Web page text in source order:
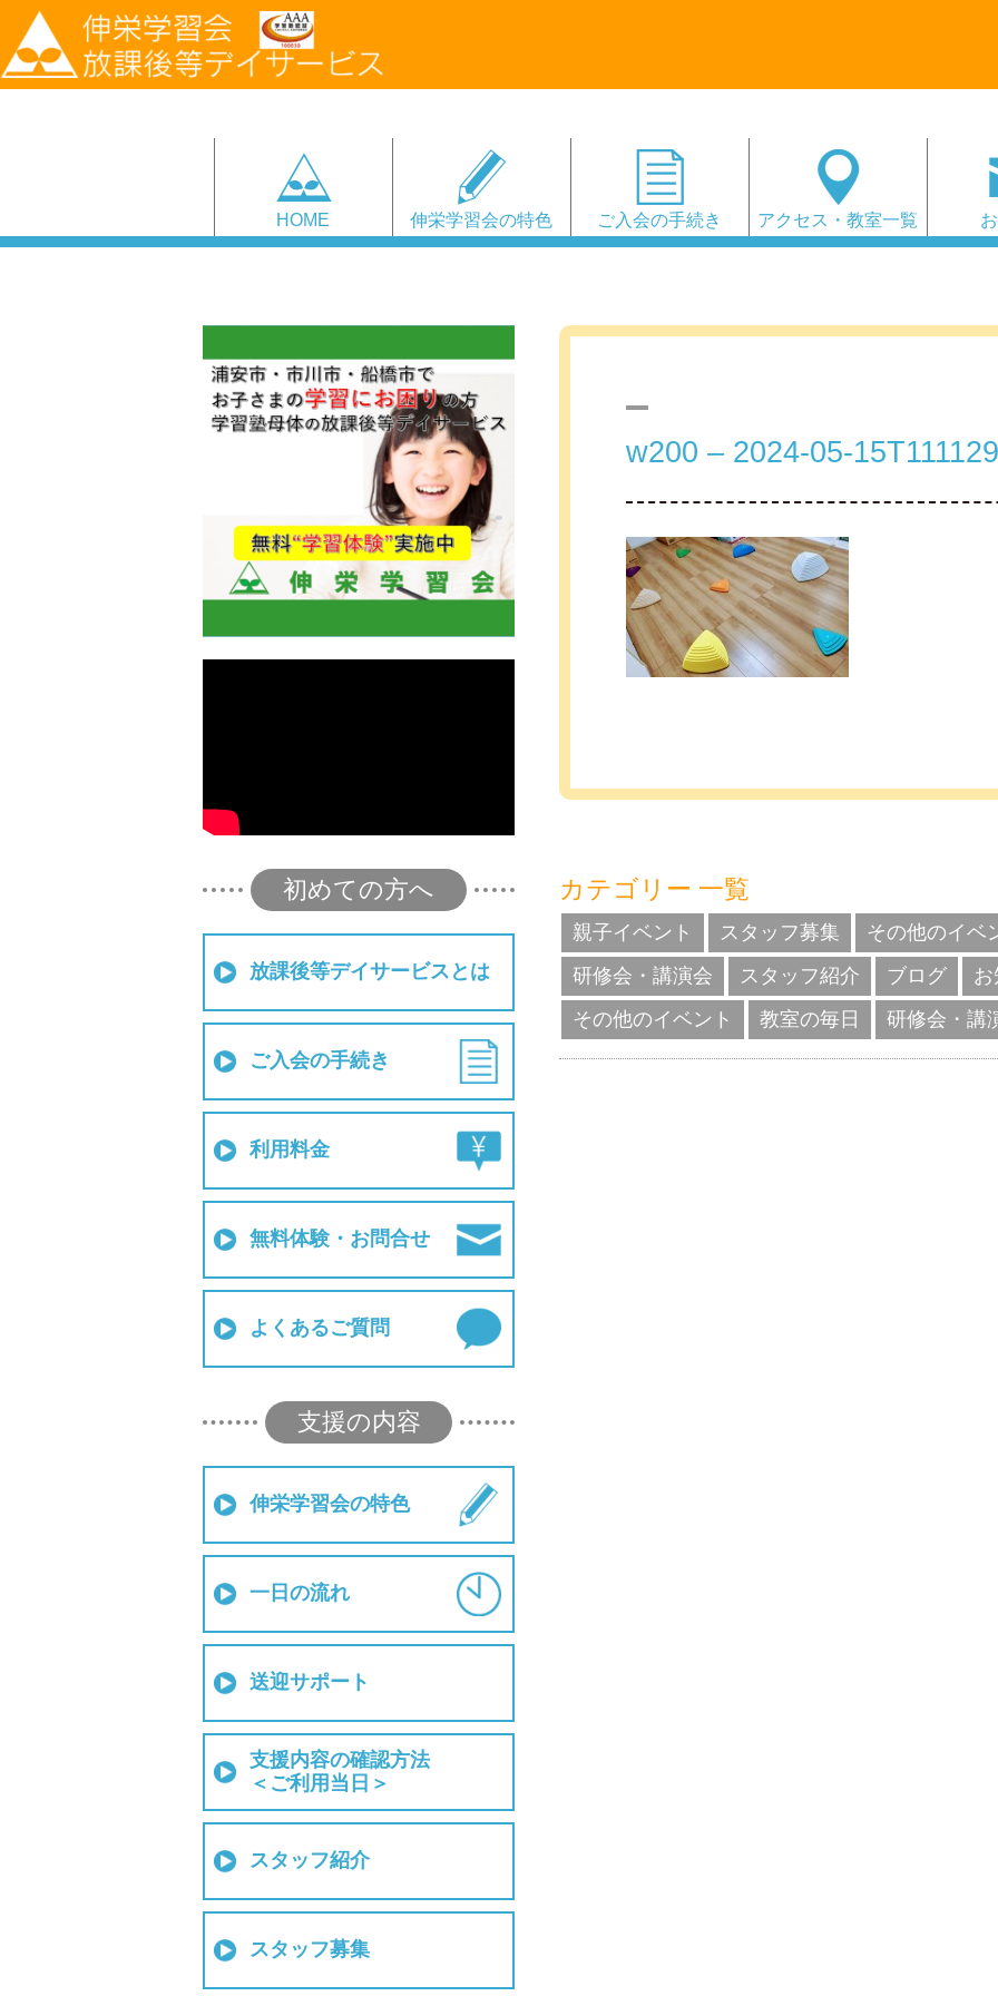
HOME 伸栄学習会の特色 ご入会の手続き アクセス・教室一覧
初めての方へ
放課後等デイサービスとは
ご入会の手続き
利用料金
無料体験・お問合せ
よくあるご質問
支援の内容
伸栄学習会の特色
一日の流れ
送迎サポート
支援内容の確認方法
＜ご利用当日＞
スタッフ紹介
スタッフ募集
w200 – 2024-05-
カテゴリー 一覧
親子イベント スタッフ募集
その他のイベ
研修会・講演会
スタッフ紹介 ブログ
その他のイベント
教室の毎日 研修会・講